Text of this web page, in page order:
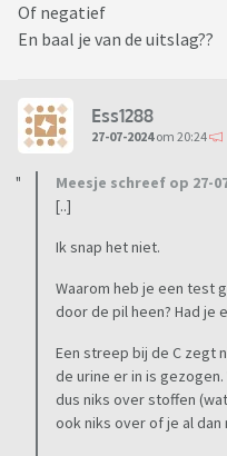
Of negatief
En baal je van de uitslag??
Ess1288
27-07-2024om 20:24
Meesje schreef op 27-
[..]
Ik snap het niet.
Waarom heb je een test
door de pil heen? Had je
Een streep bij de C zegt
de urine er in is
dus niks over stoffen
ook niks over of je al